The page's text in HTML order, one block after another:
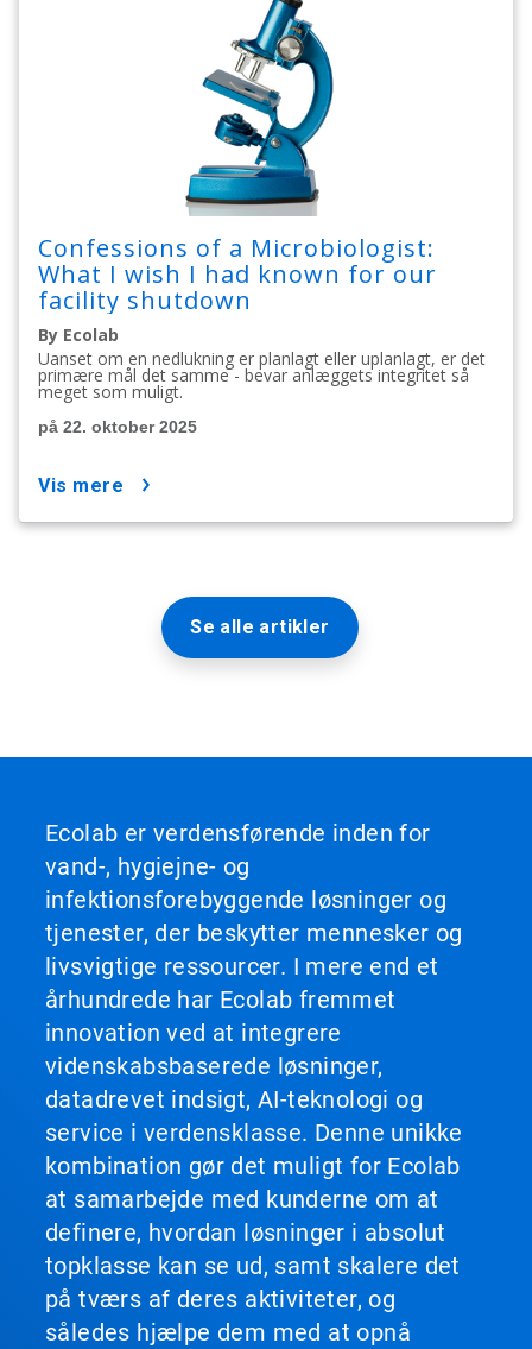
Confessions of a Microbiologist:
What I wish I had known for our
facility shutdown
By Ecolab
Uanset om en nedlukning er planlagt eller uplanlagt, er det
primære mål det samme - bevar anlæggets integritet så
meget som muligt.
på 22. oktober 2025
vis mere
Se alle artikler
Ecolab er verdensførende inden for
vand-, hygiejne- og
infektionsforebyggende løsninger og
tjenester, der beskytter mennesker og
livsvigtige ressourcer. I mere end et
århundrede har Ecolab fremmet
innovation ved at integrere
videnskabsbaserede løsninger,
datadrevet indsigt, AI-teknologi og
service i verdensklasse. Denne unikke
kombination gør det muligt for Ecolab
at samarbejde med kunderne om at
definere, hvordan løsninger i absolut
topklasse kan se ud, samt skalere det
på tværs af deres aktiviteter, og
således hjælpe dem med at opnå